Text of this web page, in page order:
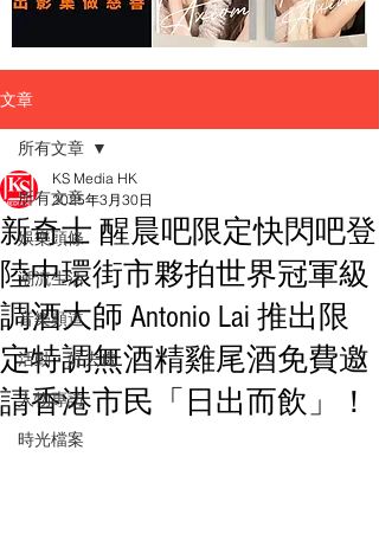
文章
所有文章
娛樂頭條
潮流生活
音樂頻道
活動・好去處
人物專訪
時光檔案
所有文章
新奇士 醒晨吧限定快閃吧登
陸中環街市夥拍世界冠軍級
調酒大師 Antonio Lai 推出限
定特調無酒精雞尾酒免費邀
請香港市民「日出而飲」！
KS Media HK
2025年3月30日